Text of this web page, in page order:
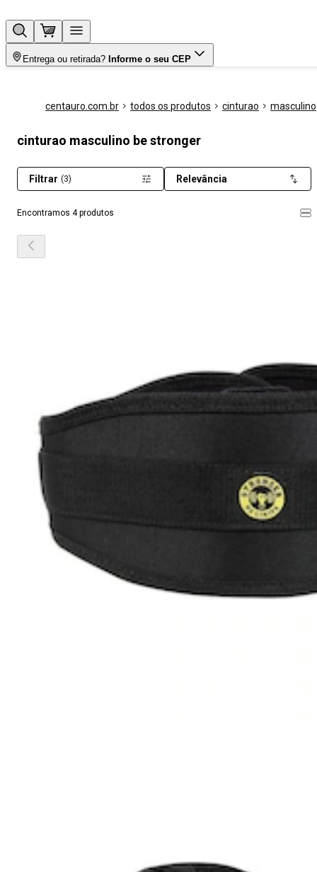
Entrega ou retirada? Informe o seu CEP
centauro.com.br todos os produtos cinturao masculino
cinturao masculino be stronger
Encontramos 4 produtos
Filtrar (3) Relevância